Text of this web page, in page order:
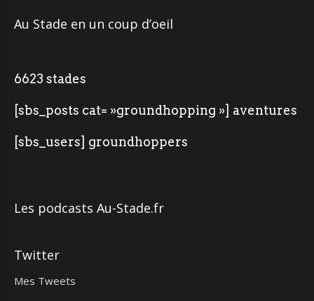
Au Stade en un coup d’oeil
6623 stades
[sbs_posts cat= »groundhopping »] aventures
[sbs_users] groundhoppers
Les podcasts Au-Stade.fr
Twitter
Mes Tweets